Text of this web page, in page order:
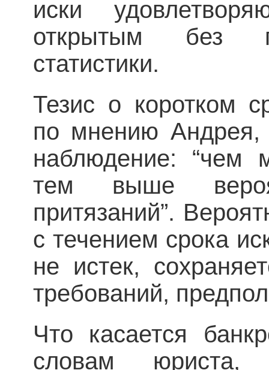
иски
открытым без
статистики.
Тезис о коротком
по мнению Андрея,
наблюдение: “чем
тем выше
притязаний”.
с течением срока
не истек,
требований,
Что касается
словам юриста,